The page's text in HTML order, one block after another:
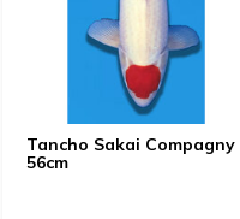
Tancho Sakai Compagny
56cm